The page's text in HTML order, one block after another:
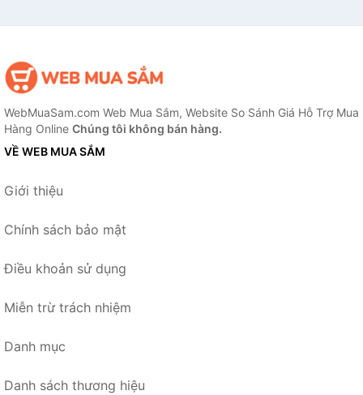
WebMuaSam.com Web Mua Sắm, Website So Sánh Giá Hỗ Trợ Mua
Hàng Online Chúng tôi không bán hàng.
VỀ WEB MUA SẮM
Giới thiệu
Chính sách bảo mật
Điều khoản sử dụng
Miễn trừ trách nhiệm
Danh mục
Danh sách thương hiệu